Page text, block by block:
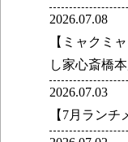
2026.07.08
【ミャクミ
し家心斎橋
2026.07.03
【7月ラン